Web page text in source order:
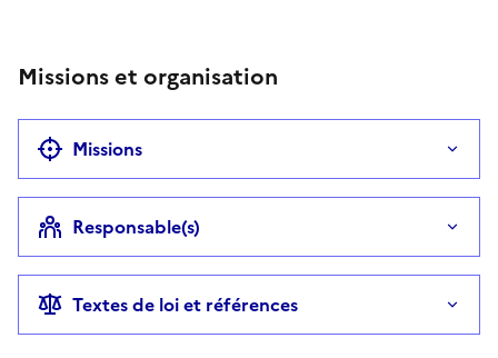
Missions et organisation
Missions
Responsable(s)
Textes de loi et références